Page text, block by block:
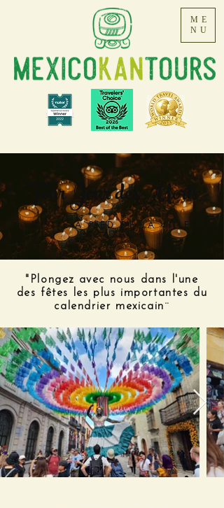
ME
NU
Tour Jour des Morts
VISITE À PIED DE LA VILLE
D'OAXACA
"Plongez avec nous dans l'une
des fêtes les plus importantes du
calendrier mexicain¨